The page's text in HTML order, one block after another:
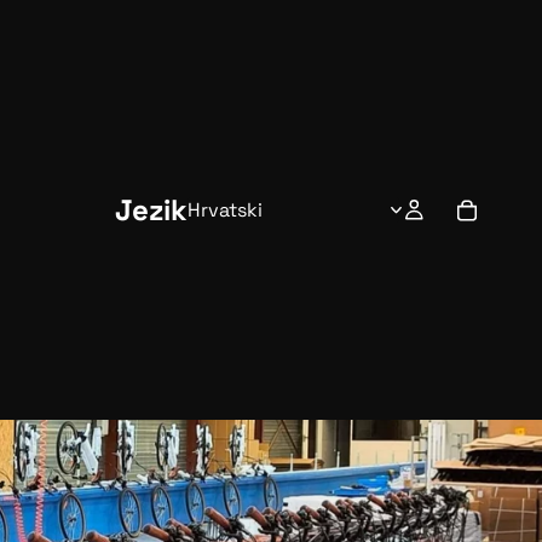
Jezik